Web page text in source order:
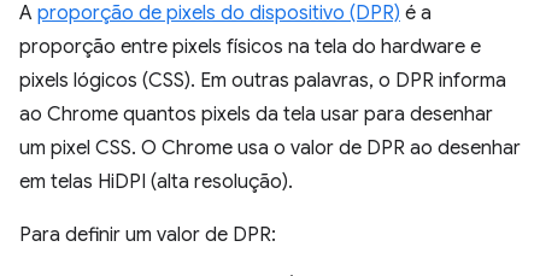
A proporção de pixels do dispositivo (DPR) é a
proporção entre pixels físicos na tela do hardware e
pixels lógicos (CSS). Em outras palavras, o DPR informa
ao Chrome quantos pixels da tela usar para desenhar
um pixel CSS. O Chrome usa o valor de DPR ao desenhar
em telas HiDPI (alta resolução).
Para definir um valor de DPR: